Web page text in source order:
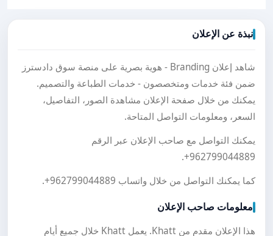
نبذة عن الإعلان
شاهد إعلان Branding - هوية بصرية على منصة سوق دادسترز
ضمن فئة خدمات ومتخصصون - خدمات الطباعة والتصميم.
يمكنك من خلال صفحة الإعلان مشاهدة الصور، التفاصيل،
السعر، ومعلومات التواصل المتاحة.
يمكنك التواصل مع صاحب الإعلان عبر الرقم
+962799044889
.
كما يمكنك التواصل من خلال واتساب +962799044889
.
معلومات صاحب الإعلان
هذا الإعلان مقدم من Khatt. يعمل Khatt خلال جميع أيام